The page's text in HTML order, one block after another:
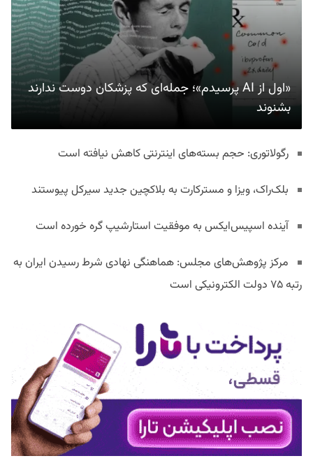
«اول از AI پرسیدم»؛ جمله‌ای که پزشکان دوست ندارند
بشنوند
رگولاتوری: حجم بسته‌های اینترنتی کاهش نیافته است
بلک‌راک، ویزا و مسترکارت به بلاکچین جدید سیرکل پیوستند
آینده اسپیس‌ایکس به موفقیت استارشیپ گره خورده است
مرکز پژوهش‌های مجلس: هماهنگی نهادی شرط رسیدن ایران به
رتبه ۷۵ دولت الکترونیکی است